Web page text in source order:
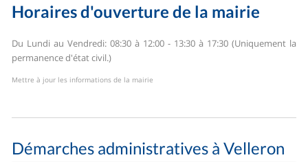
Horaires d'ouverture de la mairie
Du Lundi au Vendredi: 08:30 à 12:00 - 13:30 à 17:30 (Uniquement la
permanence d'état civil.)
Mettre à jour les informations de la mairie
Démarches administratives à Velleron